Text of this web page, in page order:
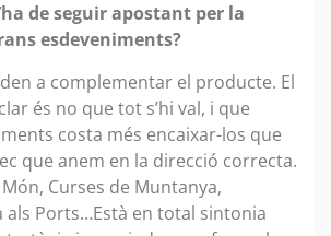
de seguir apostant per la
esdeveniments?
a complementar el producte. El
és no que tot s’hi val, i que
costa més encaixar-los que
que anem en la direcció correcta.
Curses de Muntanya,
als Ports…Està en total sintonia